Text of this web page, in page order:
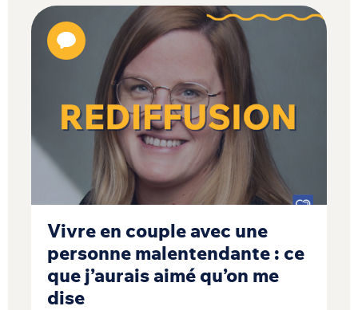
Vivre en couple avec une
personne malentendante : ce
que j’aurais aimé qu’on me
dise